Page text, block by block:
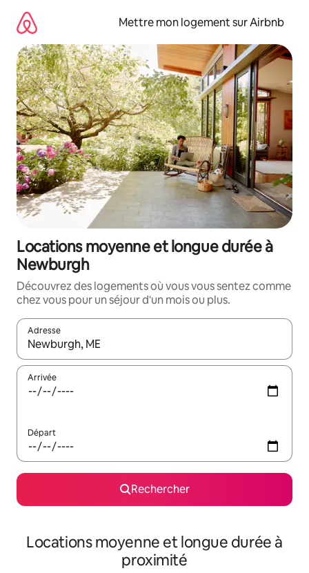
directement
contenu
Mettre mon logement sur Airbnb
Locations moyenne et longue durée à
Newburgh
Découvrez des logements où vous vous sentez comme
chez vous pour un séjour d'un mois ou plus.
Adresse
Lorsque les résultats s'affichent, utilisez les flèches vers le
Arrivée
Départ
Rechercher
Locations moyenne et longue durée à
proximité